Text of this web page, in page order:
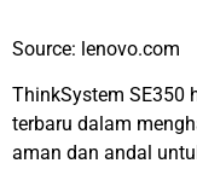
Source: lenovo.com
ThinkSystem SE350
terbaru dalam
aman dan andal